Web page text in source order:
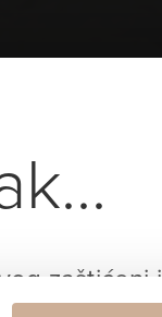
zaštićeni i